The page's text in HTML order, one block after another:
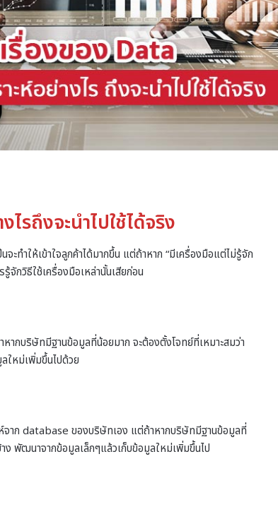
รถึงจะนำไปใช้ได้จริง
ะทำให้เข้าใจลูกค้าได้มากขึ้น แต่ถ้าหาก “มีเครื่องมือแต่ไม่รู้จัก
รู้จักวิธีใช้เครื่องมือเหล่านั้นเสียก่อน
กบริษัทมีฐานข้อมูลที่น้อยมาก จะต้องตั้งโจทย์ที่เหมาะสมว่า
ใหม่เพิ่มขึ้นไปด้วย
ห์จาก database ของบริษัทเอง แต่ถ้าหากบริษัทมีฐานข้อมูลที่
าง พัฒนาจากข้อมูลเล็กๆแล้วเก็บข้อมูลใหม่เพิ่มขึ้นไป